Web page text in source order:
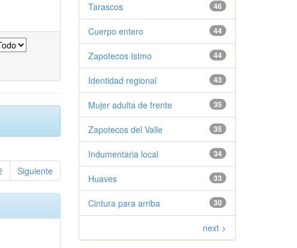
Siguiente
46
Tarascos
44
Cuerpo entero
44
Zapotecos Istmo
43
Identidad regional
35
Mujer adulta de frente
35
Zapotecos del Valle
34
Indumentaria local
33
Huaves
30
Cintura para arriba
next >